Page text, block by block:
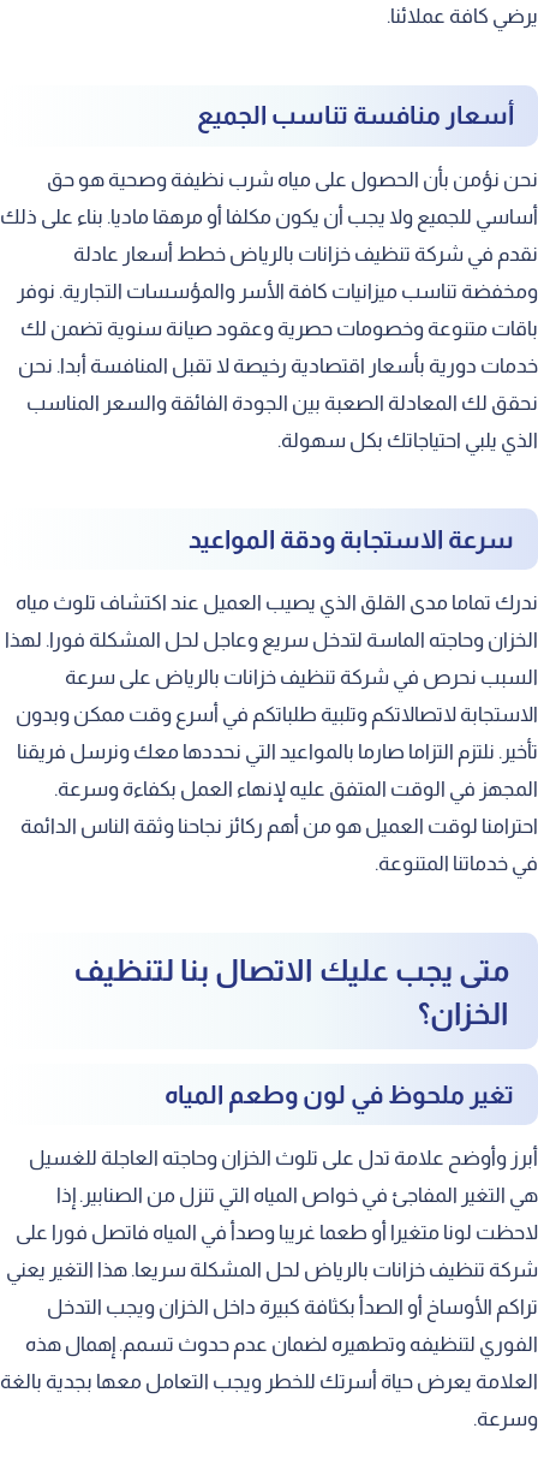
يرضي كافة عملائنا.
أسعار منافسة تناسب الجميع
نحن نؤمن بأن الحصول على مياه شرب نظيفة وصحية هو حق
أساسي للجميع ولا يجب أن يكون مكلفا أو مرهقا ماديا. بناء على ذلك
نقدم في شركة تنظيف خزانات بالرياض خطط أسعار عادلة
ومخفضة تناسب ميزانيات كافة الأسر والمؤسسات التجارية. نوفر
باقات متنوعة وخصومات حصرية وعقود صيانة سنوية تضمن لك
خدمات دورية بأسعار اقتصادية رخيصة لا تقبل المنافسة أبدا. نحن
نحقق لك المعادلة الصعبة بين الجودة الفائقة والسعر المناسب
الذي يلبي احتياجاتك بكل سهولة.
سرعة الاستجابة ودقة المواعيد
ندرك تماما مدى القلق الذي يصيب العميل عند اكتشاف تلوث مياه
الخزان وحاجته الماسة لتدخل سريع وعاجل لحل المشكلة فورا. لهذا
السبب نحرص في شركة تنظيف خزانات بالرياض على سرعة
الاستجابة لاتصالاتكم وتلبية طلباتكم في أسرع وقت ممكن وبدون
تأخير. نلتزم التزاما صارما بالمواعيد التي نحددها معك ونرسل فريقنا
المجهز في الوقت المتفق عليه لإنهاء العمل بكفاءة وسرعة.
احترامنا لوقت العميل هو من أهم ركائز نجاحنا وثقة الناس الدائمة
في خدماتنا المتنوعة.
متى يجب عليك الاتصال بنا لتنظيف
الخزان؟
تغير ملحوظ في لون وطعم المياه
أبرز وأوضح علامة تدل على تلوث الخزان وحاجته العاجلة للغسيل
هي التغير المفاجئ في خواص المياه التي تنزل من الصنابير. إذا
لاحظت لونا متغيرا أو طعما غريبا وصدأ في المياه فاتصل فورا على
شركة تنظيف خزانات بالرياض لحل المشكلة سريعا. هذا التغير يعني
تراكم الأوساخ أو الصدأ بكثافة كبيرة داخل الخزان ويجب التدخل
الفوري لتنظيفه وتطهيره لضمان عدم حدوث تسمم. إهمال هذه
العلامة يعرض حياة أسرتك للخطر ويجب التعامل معها بجدية بالغة
وسرعة.